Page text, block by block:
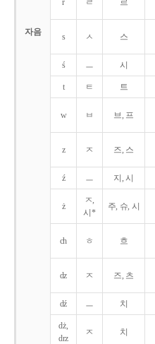
자음
r ㄹ 르
s ㅅ 스
ś ㅡ 시
t ㅌ 트
w ㅂ 브, 프
z ㅈ 즈, 스
ź ㅡ 지, 시
ż
ㅈ,
시*
주, 슈, 시
ch ㅎ 흐
dz ㅈ 즈, 츠
dź ㅡ 치
dż,
drz
ㅈ 치